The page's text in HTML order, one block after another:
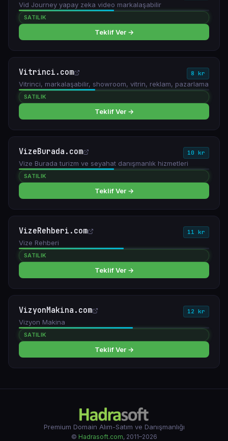
Vid Journey yapay zeka video markalaşabilir
SATILIK
Teklif Ver →
Vitrinci.com 8 kr
Vitrinci, markalaşabilir, showroom, vitrin, reklam, pazarlama
SATILIK
Teklif Ver →
VizeBurada.com 10 kr
Vize Burada turizm ve seyahat danışmanlık hizmetleri
SATILIK
Teklif Ver →
VizeRehberi.com 11 kr
Vize Rehberi
SATILIK
Teklif Ver →
VizyonMakina.com 12 kr
Vizyon Makina
SATILIK
Teklif Ver →
Premium Domain Alım-Satım ve Danışmanlığı
© Hadrasoft.com, 2011–2026